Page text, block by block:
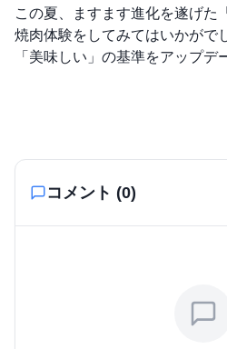
この夏、ますます進化を遂げた
焼肉体験をしてみてはいかがで
「美味しい」の基準をアップデ
コメント (0)